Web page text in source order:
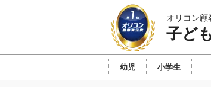
オリコン顧
子ど
幼児 小学生